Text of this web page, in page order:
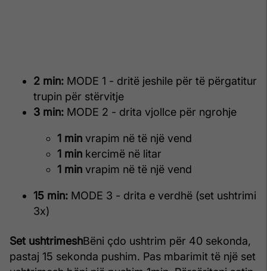
2 min: MODE 1 - dritë jeshile për të përgatitur
trupin për stërvitje
3 min: MODE 2 - drita vjollce për ngrohje
1 min vrapim në të një vend
1 min kercimë në litar
1 min vrapim në të një vend
15 min: MODE 3 - drita e verdhë (set ushtrimi
3x)
Set ushtrimeshBëni çdo ushtrim për 40 sekonda,
pastaj 15 sekonda pushim. Pas mbarimit të një set